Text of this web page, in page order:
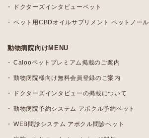
ドクターズインタビューペット
ペット用CBDオイルサプリメント ペットノール
動物病院向けMENU
Calooペットプレミアム掲載のご案内
動物病院様向け無料会員登録のご案内
ドクターズインタビューの掲載について
動物病院予約システム アポクル予約ペット
WEB問診システム アポクル問診ペット